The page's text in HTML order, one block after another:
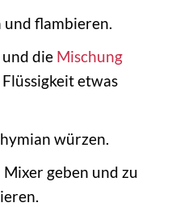
und flambieren.
die Mischung
etwas
würzen.
geben und zu